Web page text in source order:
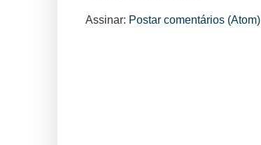
Assinar: Postar comentários (Atom)